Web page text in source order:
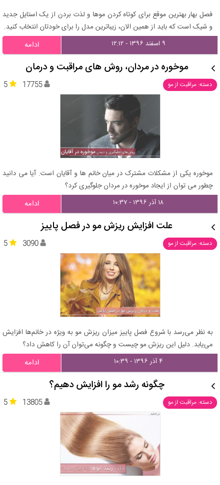
فصل بهار بهترین موقع برای کوتاه کردن موها و لذت بردن از یک استایل جدید
و شیک است که باید از همین الان، زیباترین مدل را برای خودتان انتخاب کنید.
۹ اسفند ۱۳۹۶ - ۱۲:۱۲ ادامه
موخوره در مردان، روش های مراقبت و درمان
دسته: مراقبت از مو 5 17755
موخوره یکی از مشکلات مشترک در میان خانم ها و آقایان است. آیا می دانید
چطور می توان از ایجاد موخوره در مردان جلوگیری کرد؟
۱۸ آذر ۱۳۹۶ - ۱۰:۳۷ ادامه
علت افزایش ریزش مو در فصل پاییز
دسته: مراقبت از مو 5 3090
به نظر می‌رسد با شروع فصل پاییز میزان ریزش مو به ویژه در خانم‌ها افزایش
می‌یابد. دلیل این ریزش مو چیست و چگونه می‌توان آن را کاهش داد؟
۴ آذر ۱۳۹۶ - ۱۰:۳۹ ادامه
چگونه رشد مو را افزایش دهیم؟
دسته: مراقبت از مو 5 13805